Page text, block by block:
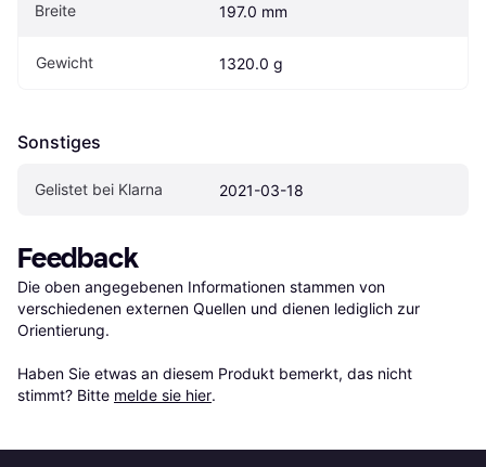
Breite 197.0 mm
Gewicht 1320.0 g
Sonstiges
Gelistet bei Klarna 2021-03-18
Feedback
Die oben angegebenen Informationen stammen von
verschiedenen externen Quellen und dienen lediglich zur
Orientierung.
Haben Sie etwas an diesem Produkt bemerkt, das nicht
stimmt? Bitte melde sie hier.